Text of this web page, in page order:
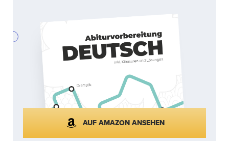
AUF AMAZON ANSEHEN